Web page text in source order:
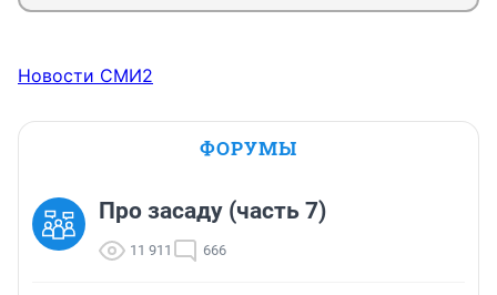
Новости СМИ2
ФОРУМЫ
Про засаду (часть 7)
11 911 666